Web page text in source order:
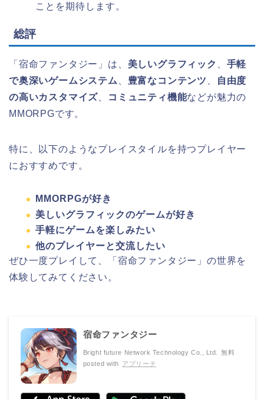
ことを期待します。
総評
「宿命ファンタジー」は、 美しいグラフィック
手軽
で奥深いゲームシステム
豊富なコンテンツ
自由度
の高いカスタマイズ
コミュニティ機能などが魅力の
MMORPGです。
特に、以下のようなプレイスタイルを持つプレイヤー
におすすめです。
MMORPGが好き
美しいグラフィックのゲームが好き
手軽にゲームを楽しみたい
他のプレイヤーと交流したい
ぜひ一度プレイして、「宿命ファンタジー」の世界を
体験してみてください。
宿命ファンタジー
Bright future Network Technology Co., Ltd.
無料
posted with アプリーチ